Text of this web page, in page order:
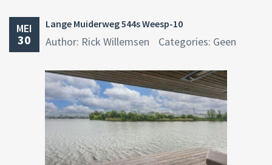
MEI
30
Lange Muiderweg 544s Weesp-10
Author: Rick Willemsen Categories: Geen